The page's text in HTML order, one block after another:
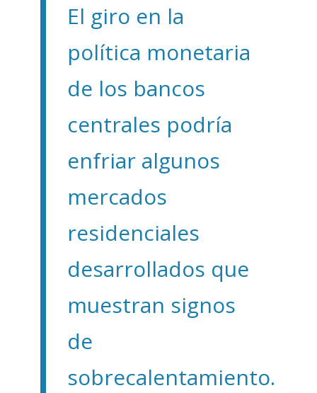
El giro en la
política monetaria
de los bancos
centrales podría
enfriar algunos
mercados
residenciales
desarrollados que
muestran signos
de
sobrecalentamiento.